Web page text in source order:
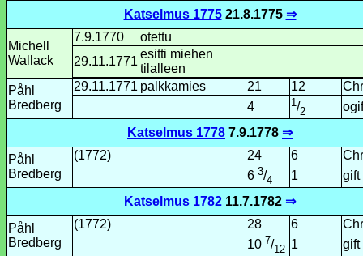
Katselmus 177521.8.1775 ⇒
Michell
Wallack
7.9.1770
otettu
29.11.1771
esitti miehen
tilalleen
Påhl
Bredberg
29.11.1771 palkka­mies 21 12
4
1 /2
Katselmus 1778 7.9.1778 ⇒
Påhl
Bredberg
(1772) 24 6
6 3/4 1
gift
Katselmus 1782 11.7.1782 ⇒
Påhl
Bredberg
(1772) 28 6
10 7/12 1
gift